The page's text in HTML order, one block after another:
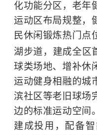
化功能分区，老年
运动区布局规整，
民休闲锻炼热门点
湖步道，建成全区
球类场地、增补休
运动健身相融的城
滨社区等老旧球场
边的标准运动空间
建成投用，配备